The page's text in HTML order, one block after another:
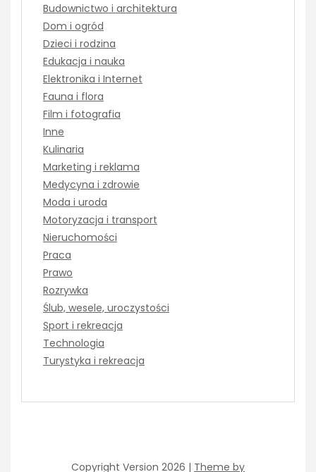
Budownictwo i architektura
Dom i ogród
Dzieci i rodzina
Edukacja i nauka
Elektronika i Internet
Fauna i flora
Film i fotografia
Inne
Kulinaria
Marketing i reklama
Medycyna i zdrowie
Moda i uroda
Motoryzacja i transport
Nieruchomości
Praca
Prawo
Rozrywka
Ślub, wesele, uroczystości
Sport i rekreacja
Technologia
Turystyka i rekreacja
Copyright Version 2026 | Theme by